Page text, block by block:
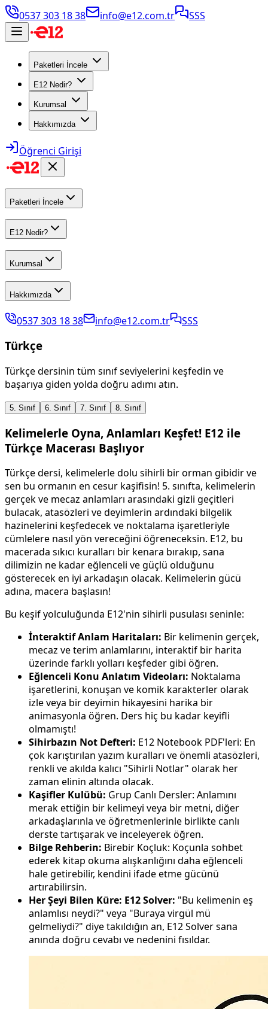
0537 303 18 38 info@e12.com.tr SSS
Paketleri İncele
E12 Nedir?
Kurumsal
Hakkımızda
Öğrenci Girişi
Paketleri İncele
E12 Nedir?
Kurumsal
Hakkımızda
0537 303 18 38 info@e12.com.tr SSS
Türkçe
Türkçe dersinin tüm sınıf seviyelerini keşfedin ve
başarıya giden yolda doğru adımı atın.
5. Sınıf 6. Sınıf 7. Sınıf 8. Sınıf
Kelimelerle Oyna, Anlamları Keşfet! E12 ile
Türkçe Macerası Başlıyor
Türkçe dersi, kelimelerle dolu sihirli bir orman gibidir ve
sen bu ormanın en cesur kaşifisin! 5. sınıfta, kelimelerin
gerçek ve mecaz anlamları arasındaki gizli geçitleri
bulacak, atasözleri ve deyimlerin ardındaki bilgelik
hazinelerini keşfedecek ve noktalama işaretleriyle
cümlelere nasıl yön vereceğini öğreneceksin. E12, bu
macerada sıkıcı kuralları bir kenara bırakıp, sana
dilimizin ne kadar eğlenceli ve güçlü olduğunu
gösterecek en iyi arkadaşın olacak. Kelimelerin gücü
adına, macera başlasın!
Bu keşif yolculuğunda E12'nin sihirli pusulası seninle:
İnteraktif Anlam Haritaları: Bir kelimenin gerçek,
mecaz ve terim anlamlarını, interaktif bir harita
üzerinde farklı yolları keşfeder gibi öğren.
Eğlenceli Konu Anlatım Videoları: Noktalama
işaretlerini, konuşan ve komik karakterler olarak
izle veya bir deyimin hikayesini harika bir
animasyonla öğren. Ders hiç bu kadar keyifli
olmamıştı!
Sihirbazın Not Defteri: E12 Notebook PDF'leri: En
çok karıştırılan yazım kuralları ve önemli atasözleri,
renkli ve akılda kalıcı "Sihirli Notlar" olarak her
zaman elinin altında olacak.
Kaşifler Kulübü: Grup Canlı Dersler: Anlamını
merak ettiğin bir kelimeyi veya bir metni, diğer
arkadaşlarınla ve öğretmenlerinle birlikte canlı
derste tartışarak ve inceleyerek öğren.
Bilge Rehberin: Birebir Koçluk: Koçunla sohbet
ederek kitap okuma alışkanlığını daha eğlenceli
hale getirebilir, kendini ifade etme gücünü
artırabilirsin.
Her Şeyi Bilen Küre: E12 Solver: "Bu kelimenin eş
anlamlısı neydi?" veya "Buraya virgül mü
gelmeliydi?" diye takıldığın an, E12 Solver sana
anında doğru cevabı ve nedenini fısıldar.